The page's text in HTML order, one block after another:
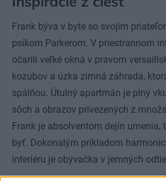
Frank býva v byte so svojím
psíkom Parkerom. V priestrannom
očarili veľké okná v pravom
kozubov a úzka zimná záhrada,
spálňou. Útulný apartmán je plný
sôch a obrazov privezených z
Frank je absolventom dejín umenia,
byť. Dokonalým príkladom
interiéru je obývačka v jemných